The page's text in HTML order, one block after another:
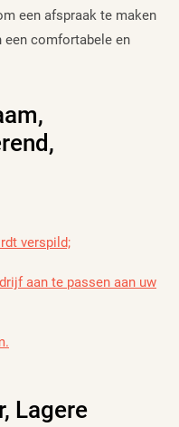
een afspraak te maken
een comfortabele en
verspild;
aan te passen aan uw
Lagere